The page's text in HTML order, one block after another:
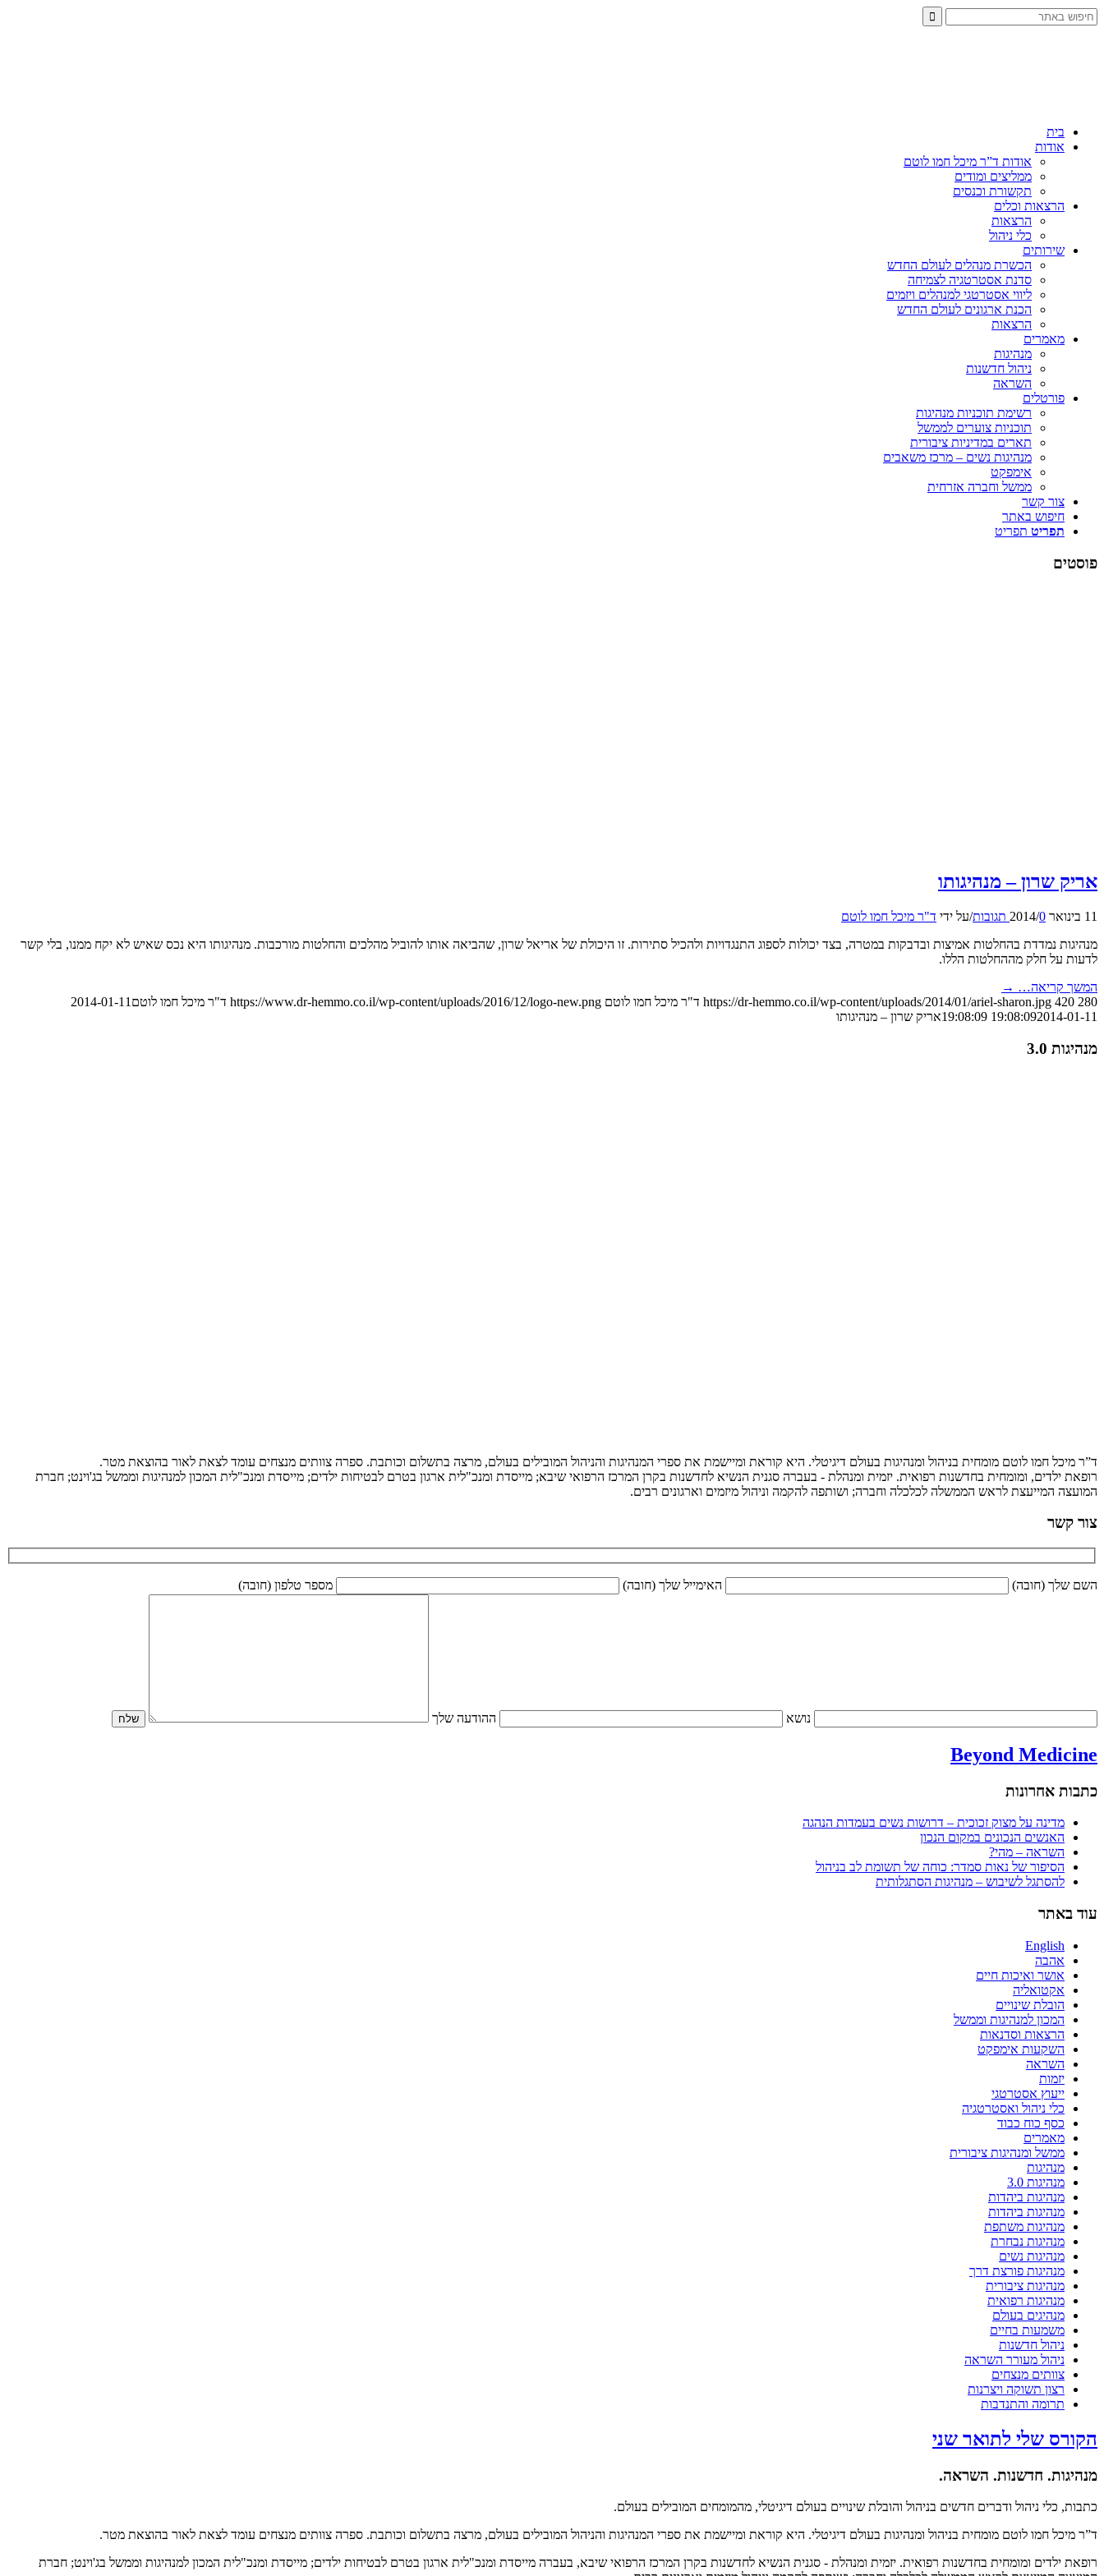
בית
אודות
אודות ד”ר מיכל חמו לוטם
ממליצים ומודים
תקשורת וכנסים
הרצאות וכלים
הרצאות
כלי ניהול
שירותים
הכשרת מנהלים לעולם החדש
סדנת אסטרטגיה לצמיחה
ליווי אסטרטגי למנהלים ויזמים
הכנת ארגונים לעולם החדש
הרצאות
מאמרים
מנהיגות
ניהול חדשנות
השראה
פורטלים
רשימת תוכניות מנהיגות
תוכניות צוערים לממשל
תארים במדיניות ציבורית
מנהיגות נשים – מרכז משאבים
אימפקט
ממשל וחברה אזרחית
צור קשר
חיפוש באתר
תפריט תפריט
פוסטים
אריק שרון – מנהיגותו
11 בינואר 2014 /0 תגובות /על ידי ד"ר מיכל חמו לוטם
מנהיגות נמדדת בהחלטות אמיצות ובדבקות במטרה, בצד יכולות לספוג התנגדויות ולהכיל סתירות. זו היכולת של אריאל שרון, שהביאה אותו להוביל מהלכים והחלטות מורכבות. מנהיגותו היא נכס שאיש לא יקח ממנו, בלי קשר
לדעות על חלק מההחלטות הללו.
המשך קריאה… →
https://dr-hemmo.co.il/wp-content/uploads/2014/01/ariel-sharon.jpg 420 280 ד"ר מיכל חמו לוטם https://www.dr-hemmo.co.il/wp-content/uploads/2016/12/logo-new.png ד"ר מיכל חמו לוטם 2014-01-11
19:08:092014-01-11 19:08:09 אריק שרון – מנהיגותו
מנהיגות 3.0
ד”ר מיכל חמו לוטם מומחית בניהול ומנהיגות בעולם דיגיטלי. היא קוראת ומיישמת את ספרי המנהיגות והניהול המובילים בעולם, מרצה בתשלום וכותבת. ספרה צוותים מנצחים עומד לצאת לאור בהוצאת מטר.
רופאת ילדים, ומומחית בחדשנות רפואית. יזמית ומנהלת - בעברה סגנית הנשיא לחדשנות בקרן המרכז הרפואי שיבא; מייסדת ומנכ"לית ארגון בטרם לבטיחות ילדים; מייסדת ומנכ"לית המכון למנהיגות וממשל בג'וינט; חברת
המועצה המייעצת לראש הממשלה לכלכלה וחברה; ושותפה להקמה וניהול מיזמים וארגונים רבים.
צור קשר
השם שלך (חובה) האימייל שלך (חובה) מספר טלפון (חובה)
נושא ההודעה שלך
Beyond Medicine
כתבות אחרונות
מדינה על מצוק זכוכית – דרושות נשים בעמדות הנהגה
האנשים הנכונים במקום הנכון
השראה – מהי?
הסיפור של נאות סמדר: כוחה של תשומת לב בניהול
להסתגל לשיבוש – מנהיגות הסתגלותית
עוד באתר
English
אהבה
אושר ואיכות חיים
אקטואליה
הובלת שינויים
המכון למנהיגות וממשל
הרצאות וסדנאות
השקעות אימפקט
השראה
יזמות
ייעוץ אסטרטגי
כלי ניהול ואסטרטגיה
כסף כוח כבוד
מאמרים
ממשל ומנהיגות ציבורית
מנהיגות
מנהיגות 3.0
מנהיגות ביהדות
מנהיגות ביהדות
מנהיגות משתפת
מנהיגות נבחרת
מנהיגות נשים
מנהיגות פורצת דרך
מנהיגות ציבורית
מנהיגות רפואית
מנהיגים בעולם
משמעות בחיים
ניהול חדשנות
ניהול מעורר השראה
צוותים מנצחים
רצון תשוקה ויצרנות
תרומה והתנדבות
הקורס שלי לתואר שני
מנהיגות. חדשנות. השראה.
כתבות, כלי ניהול ודברים חדשים בניהול והובלת שינויים בעולם דיגיטלי, מהמומחים המובילים בעולם.
ד”ר מיכל חמו לוטם מומחית בניהול ומנהיגות בעולם דיגיטלי. היא קוראת ומיישמת את ספרי המנהיגות והניהול המובילים בעולם, מרצה בתשלום וכותבת. ספרה צוותים מנצחים עומד לצאת לאור בהוצאת מטר.
רופאת ילדים ומומחית בחדשנות רפואית. יזמית ומנהלת - סגנית הנשיא לחדשנות בקרן המרכז הרפואי שיבא, בעברה מייסדת ומנכ"לית ארגון בטרם לבטיחות ילדים; מייסדת ומנכ"לית המכון למנהיגות וממשל בג'וינט; חברת